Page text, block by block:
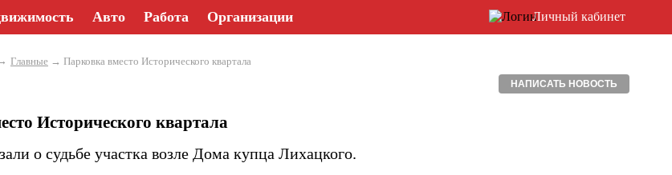
Авто Работа Организации Личный кабинет
Главные → Парковка вместо Исторического квартала
НАПИСАТЬ НОВОСТЬ
Исторического квартала
о судьбе участка возле Дома купца Лихацкого.